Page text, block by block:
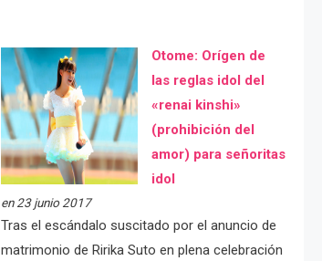
Otome: Orígen de
las reglas idol del
«renai kinshi»
(prohibición del
amor) para señoritas
idol
en 23 junio 2017
Tras el escándalo suscitado por el anuncio de
matrimonio de Ririka Suto en plena celebración